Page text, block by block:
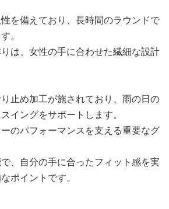
を備えており、長時間のラウンドで
。
は、女性の手に合わせた繊細な設計
止め加工が施されており、雨の日の
イングをサポートします。
のパフォーマンスを支える重要なグ
、自分の手に合ったフィット感を実
ポイントです。